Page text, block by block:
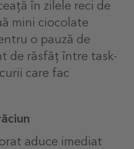
în zilele reci de
mini ciocolate
o pauză de
de răsfăț între task-
care fac
aduce imediat